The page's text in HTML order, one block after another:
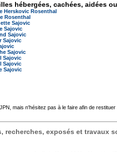
hébergées, cachées, aidées
Herskovic Rosenthal
Rosenthal
Sajovic
Sajovic
Sajovic
Sajovic
Sajovic
Sajovic
Sajovic
Sajovic
mais n'hésitez pas à le faire afin de
recherches, exposés et travaux